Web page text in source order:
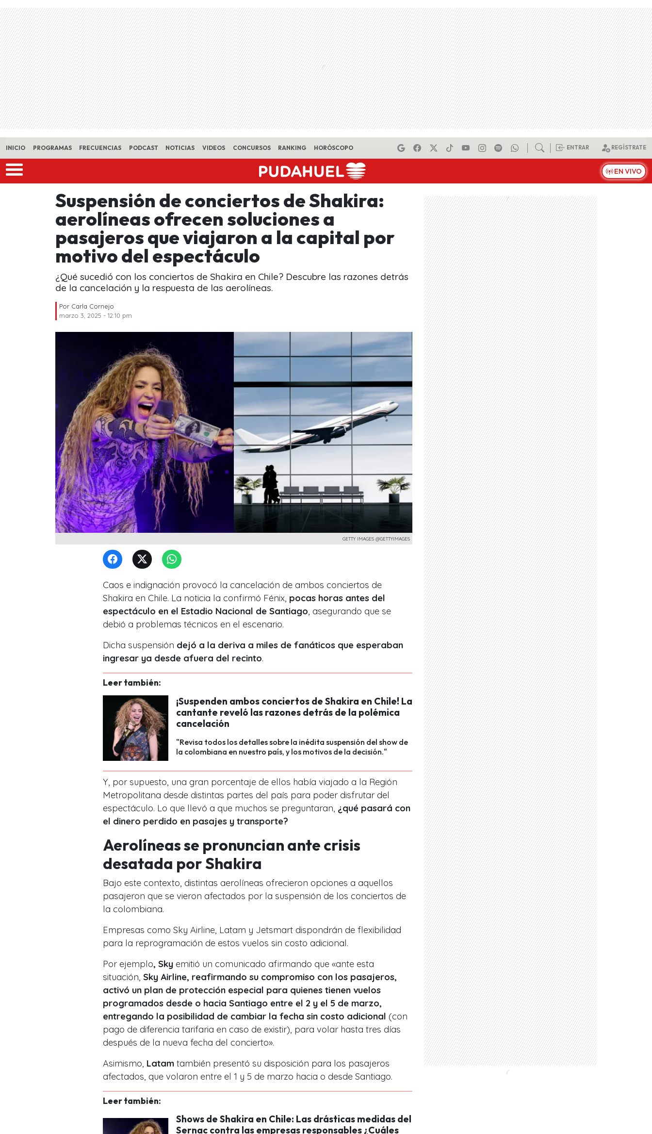
Skip to main content
INICIO PROGRAMAS FRECUENCIAS PODCAST NOTICIAS VIDEOS CONCURSOS RANKING HORÓSCOPO ENTRAR REGÍSTRATE
EN VIVO
Suspensión de conciertos de Shakira:
aerolíneas ofrecen soluciones a
pasajeros que viajaron a la capital por
motivo del espectáculo
¿Qué sucedió con los conciertos de Shakira en Chile? Descubre las razones detrás
de la cancelación y la respuesta de las aerolíneas.
Por Carla Cornejo
marzo 3, 2025 - 12:10 pm
GETTY IMAGES @GETTYIMAGES
Caos e indignación provocó la cancelación de ambos conciertos de
Shakira en Chile. La noticia la confirmó Fénix, pocas horas antes del
espectáculo en el Estadio Nacional de Santiago , asegurando que se
debió a problemas técnicos en el escenario.
Dicha suspensión dejó a la deriva a miles de fanáticos que esperaban
ingresar ya desde afuera del recinto.
Leer también:
¡Suspenden ambos conciertos de Shakira en Chile! La
cantante reveló las razones detrás de la polémica
cancelación
"Revisa todos los detalles sobre la inédita suspensión del show de
la colombiana en nuestro país, y los motivos de la decisión."
Y, por supuesto, una gran porcentaje de ellos había viajado a la Región
Metropolitana desde distintas partes del país para poder disfrutar del
espectáculo. Lo que llevó a que muchos se preguntaran, ¿qué pasará con
el dinero perdido en pasajes y transporte?
Aerolíneas se pronuncian ante crisis
desatada por Shakira
Bajo este contexto, distintas aerolíneas ofrecieron opciones a aquellos
pasajeron que se vieron afectados por la suspensión de los conciertos de
la colombiana.
Empresas como Sky Airline, Latam y Jetsmart dispondrán de flexibilidad
para la reprogramación de estos vuelos sin costo adicional.
Por ejemplo, Sky emitió un comunicado afirmando que «ante esta
situación, Sky Airline, reafirmando su compromiso con los pasajeros,
activó un plan de protección especial para quienes tienen vuelos
programados desde o hacia Santiago entre el 2 y el 5 de marzo,
entregando la posibilidad de cambiar la fecha sin costo adicional (con
pago de diferencia tarifaria en caso de existir), para volar hasta tres días
después de la nueva fecha del concierto».
Asimismo, Latam también presentó su disposición para los pasajeros
afectados, que volaron entre el 1 y 5 de marzo hacia o desde Santiago.
Leer también:
Shows de Shakira en Chile: Las drásticas medidas del
Sernac contra las empresas responsables ¿Cuáles